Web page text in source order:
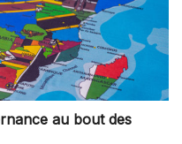
au bout des